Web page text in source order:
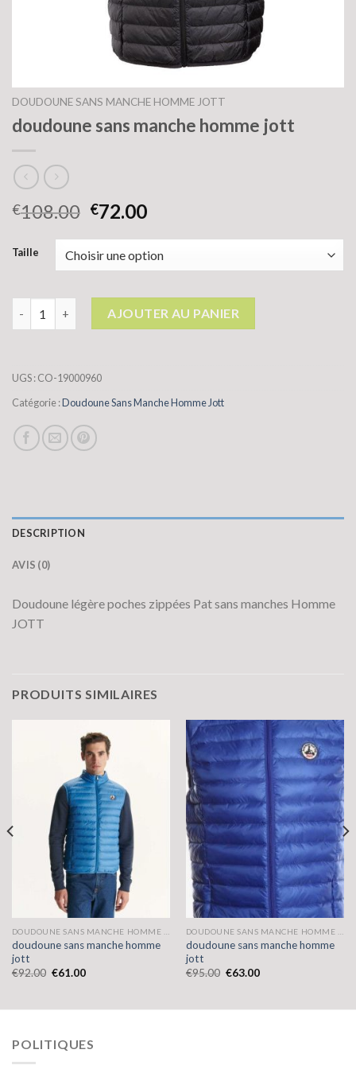
DOUDOUNE SANS MANCHE HOMME JOTT
doudoune sans manche homme jott
€108.00 €72.00
Taille
quantité de doudoune sans manche homme jott
AJOUTER AU PANIER
UGS :CO-19000960
Catégorie :Doudoune Sans Manche Homme Jott
DESCRIPTION
AVIS (0)
Doudoune légère poches zippées Pat sans manches Homme
JOTT
PRODUITS SIMILAIRES
doudoune sans manche homme
jott
€92.00 €61.00
doudoune sans manche homme
jott
€95.00 €63.00
POLITIQUES